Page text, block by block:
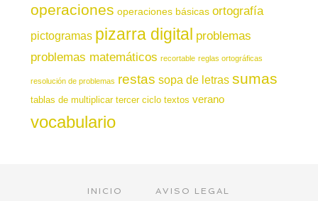
operaciones operaciones básicas ortografía
pictogramas pizarra digital problemas
problemas matemáticos recortable reglas ortográficas
resolución de problemas restas sopa de letras sumas
tablas de multiplicar tercer ciclo textos verano
vocabulario
INICIO AVISO LEGAL